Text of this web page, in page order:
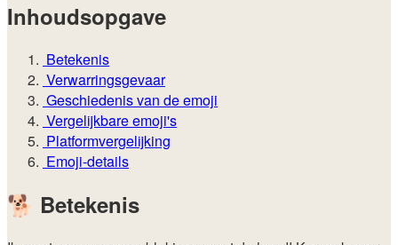
Inhoudsopgave
Betekenis
Verwarringsgevaar
Geschiedenis van de emoji
Vergelijkbare emoji's
Platformvergelijking
Emoji-details
🐕 Betekenis